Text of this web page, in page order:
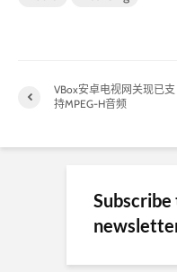
VBox安卓电视网关现已支
持MPEG-H音频